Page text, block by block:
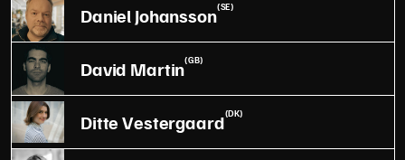
Daniel Johansson(SE)
David Martin(GB)
Ditte Vestergaard(DK)